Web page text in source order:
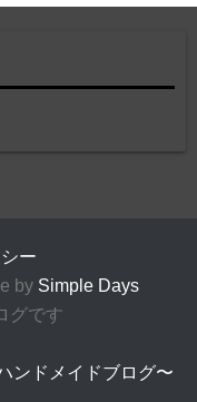
ー
by Simple Days
グです
ンドメイドブログ〜